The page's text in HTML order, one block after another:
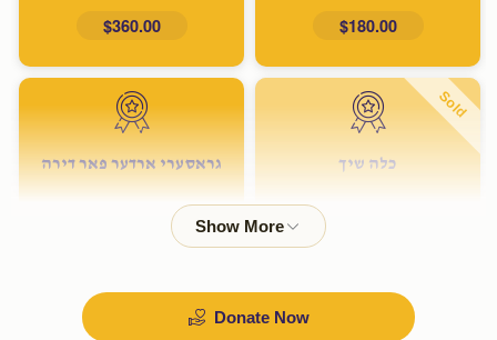
$180.00
$360.00
Sold
כלה שיך גראסערי ארדער פאר דירה
Sold
Donate Now